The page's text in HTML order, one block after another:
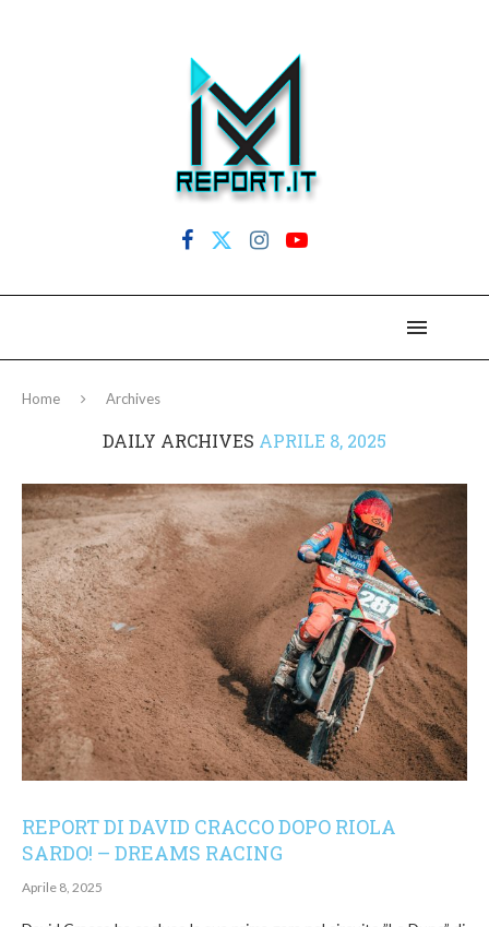
Home Archives
DAILY ARCHIVES APRILE 8, 2025
REPORT DI DAVID CRACCO DOPO RIOLA
SARDO! – DREAMS RACING
Aprile 8, 2025